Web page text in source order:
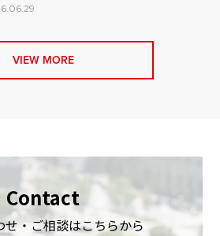
VIEW MORE
Contact
せ・ご相談はこちらから